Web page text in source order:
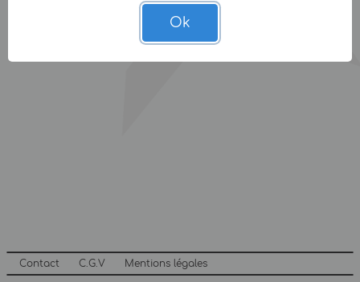
Contact C.G.V Mentions légales
Ok